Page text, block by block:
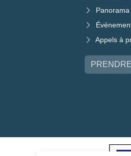
Appels à